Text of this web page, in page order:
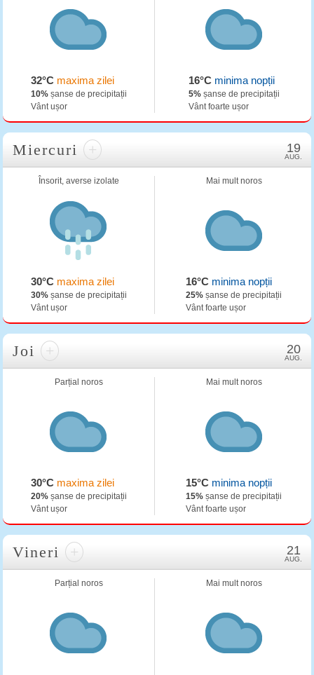
32°Cmaxima zilei
10%șanse de precipitații
Vânt ușor
16°Cminima nopții
5%șanse de precipitații
Vânt foarte ușor
Miercuri + 19
AUG.
Însorit, averse izolate
30°Cmaxima zilei
30%șanse de precipitații
Vânt ușor
Mai mult noros
16°C minima nopții
25% șanse de precipitații
Vânt foarte ușor
Joi + 20
AUG.
Parțial noros
30°Cmaxima zilei
20%șanse de precipitații
Vânt ușor
Mai mult noros
15°C minima nopții
15% șanse de precipitații
Vânt foarte ușor
Vineri + 21
AUG.
Parțial noros Mai mult noros